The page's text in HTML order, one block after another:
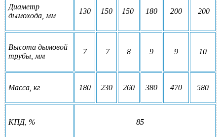
Диаметр
дымохода, мм
130 150 150 180 200 200
Высота дымовой
трубы, мм
7 7 8 9 9 10
Масса, кг 180 230 260 380 470 580
КПД, % 85